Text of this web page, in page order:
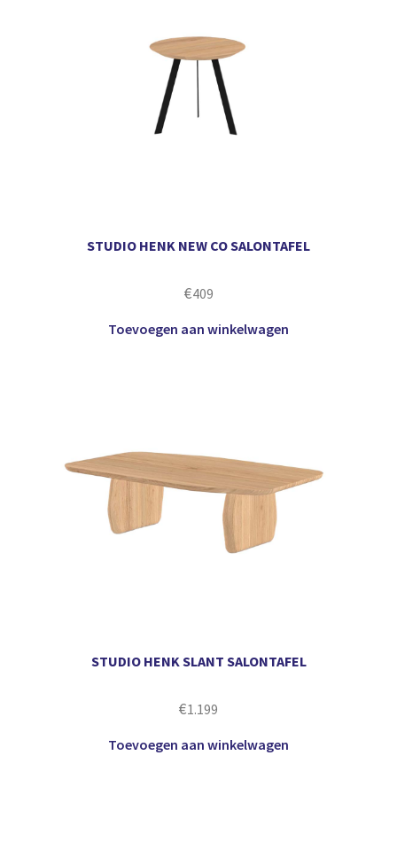
STUDIO HENK NEW CO SALONTAFEL
€409
Toevoegen aan winkelwagen
STUDIO HENK SLANT SALONTAFEL
€1.199
Toevoegen aan winkelwagen